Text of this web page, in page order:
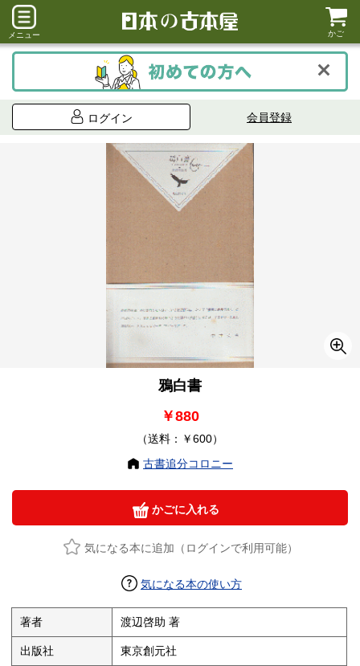
メニュー かご
ログイン 会員登録
鴉白書
￥880
（送料：￥600）
古書追分コロニー
かごに入れる
気になる本に追加（ログインで利用可能）
気になる本の使い方
著者 渡辺啓助 著
出版社 東京創元社